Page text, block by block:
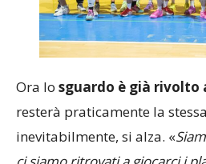
sguardo è già rivolto
resterà praticamente la stessa